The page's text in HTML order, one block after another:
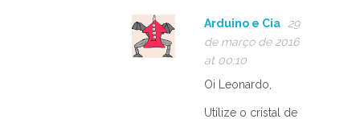
Arduino e Cia
29
de março de 2016
at 00:10
Oi Leonardo,
Utilize o cristal de